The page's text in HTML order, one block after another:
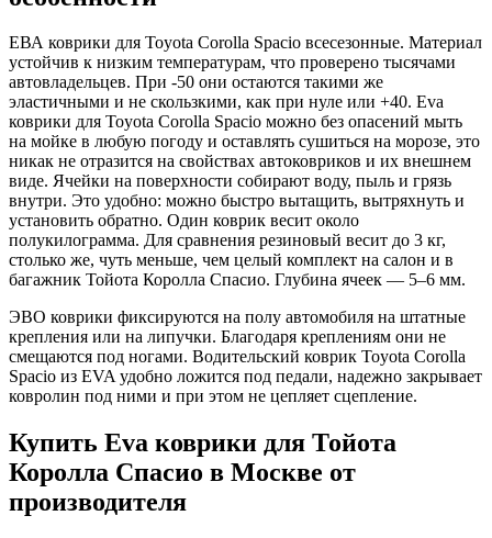
ЕВА коврики для Toyota Corolla Spacio всесезонные. Материал
устойчив к низким температурам, что проверено тысячами
автовладельцев. При -50 они остаются такими же
эластичными и не скользкими, как при нуле или +40. Eva
коврики для Toyota Corolla Spacio можно без опасений мыть
на мойке в любую погоду и оставлять сушиться на морозе, это
никак не отразится на свойствах автоковриков и их внешнем
виде. Ячейки на поверхности собирают воду, пыль и грязь
внутри. Это удобно: можно быстро вытащить, вытряхнуть и
установить обратно. Один коврик весит около
полукилограмма. Для сравнения резиновый весит до 3 кг,
столько же, чуть меньше, чем целый комплект на салон и в
багажник Тойота Королла Спасио. Глубина ячеек — 5–6 мм.
ЭВО коврики фиксируются на полу автомобиля на штатные
крепления или на липучки. Благодаря креплениям они не
смещаются под ногами. Водительский коврик Toyota Corolla
Spacio из EVA удобно ложится под педали, надежно закрывает
ковролин под ними и при этом не цепляет сцепление.
Купить Eva коврики для Тойота
Королла Спасио в Москве от
производителя